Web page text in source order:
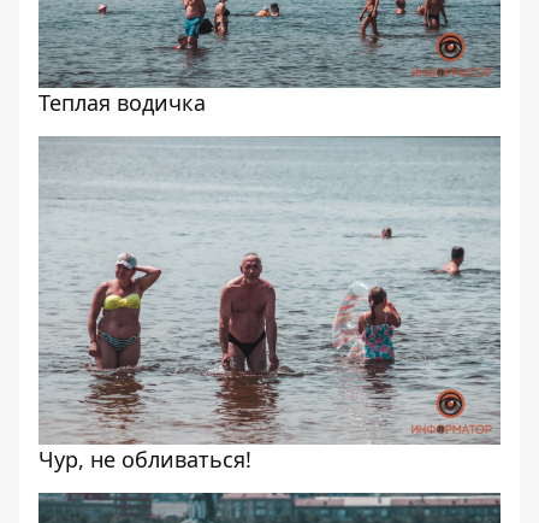
Теплая водичка
Чур, не обливаться!